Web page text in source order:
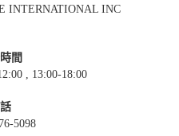
INTERNATIONAL INC
間
, 13:00-18:00
5098